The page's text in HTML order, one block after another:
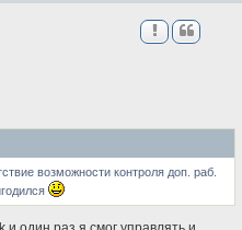
возможности контроля доп. раб.